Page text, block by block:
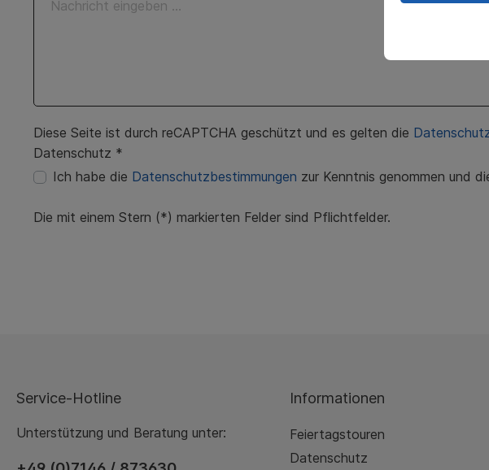
Diese Seite ist durch reCAPTCHA geschützt und es gelten die
Datenschutz *
Ich habe die Datenschutzbestimmungen zur Kenntnis genommen und
Die mit einem Stern (*) markierten Felder sind Pflichtfelder.
Service-Hotline
Unterstützung und Beratung unter:
Informationen
Feiertagstouren
Datenschutz